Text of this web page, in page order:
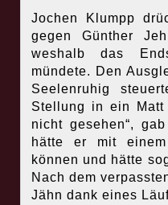
Jochen Klumpp
gegen Günther
weshalb das
mündete. Den
Seelenruhig
Stellung in ein Matt
nicht gesehen“,
hätte er mit
können und hätte
Nach dem
Jähn dank eines